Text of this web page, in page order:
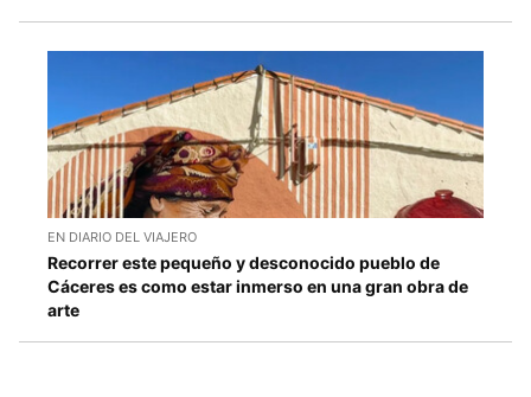
EN DIARIO DEL VIAJERO
Recorrer este pequeño y desconocido pueblo de
Cáceres es como estar inmerso en una gran obra de
arte